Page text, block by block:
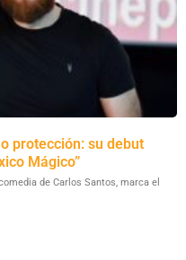
protección: su debut
Mágico”
de Carlos Santos, marca el